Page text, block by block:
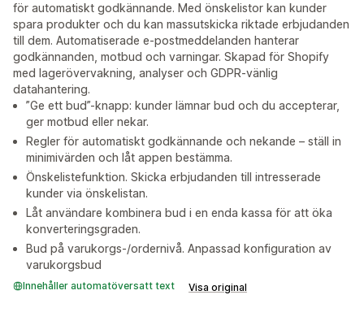
för automatiskt godkännande. Med önskelistor kan kunder
spara produkter och du kan massutskicka riktade erbjudanden
till dem. Automatiserade e-postmeddelanden hanterar
godkännanden, motbud och varningar. Skapad för Shopify
med lagerövervakning, analyser och GDPR-vänlig
datahantering.
”Ge ett bud”-knapp: kunder lämnar bud och du accepterar,
ger motbud eller nekar.
Regler för automatiskt godkännande och nekande – ställ in
minimivärden och låt appen bestämma.
Önskelistefunktion. Skicka erbjudanden till intresserade
kunder via önskelistan.
Låt användare kombinera bud i en enda kassa för att öka
konverteringsgraden.
Bud på varukorgs-/ordernivå. Anpassad konfiguration av
varukorgsbud
Innehåller automatöversatt text Visa original